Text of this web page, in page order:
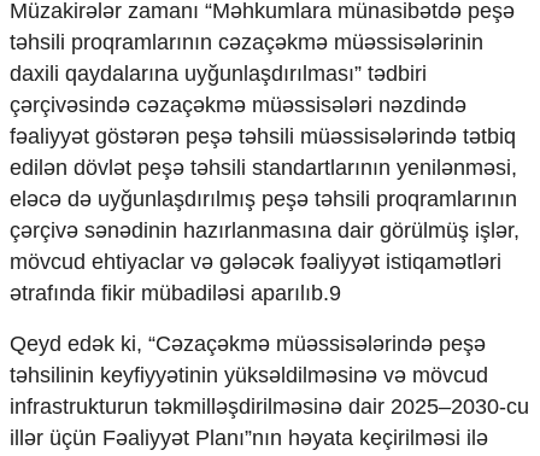
Media və QHT
Hadisə
Sağlamlıq
Sosium
Mənəvi dəyərlər
Texnologiya
Mətbuat-150
Əlaqə
Missiyamız
Müzakirələr zamanı “Məhkumlara münasibətdə peşə
təhsili proqramlarının cəzaçəkmə müəssisələrinin
daxili qaydalarına uyğunlaşdırılması” tədbiri
çərçivəsində cəzaçəkmə müəssisələri nəzdində
fəaliyyət göstərən peşə təhsili müəssisələrində tətbiq
edilən dövlət peşə təhsili standartlarının yenilənməsi,
eləcə də uyğunlaşdırılmış peşə təhsili proqramlarının
çərçivə sənədinin hazırlanmasına dair görülmüş işlər,
mövcud ehtiyaclar və gələcək fəaliyyət istiqamətləri
ətrafında fikir mübadiləsi aparılıb.9
Qeyd edək ki, “Cəzaçəkmə müəssisələrində peşə
təhsilinin keyfiyyətinin yüksəldilməsinə və mövcud
infrastrukturun təkmilləşdirilməsinə dair 2025–2030-cu
illər üçün Fəaliyyət Planı”nın həyata keçirilməsi ilə